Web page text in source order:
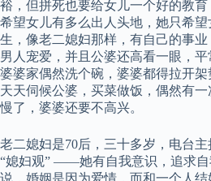
裕，但拼死也要给女儿一个好的教
希望女儿有多么出人头地，她只希望
生，像老二媳妇那样，有自己的事
男人宠爱，并且公婆还高看一眼，
婆婆家偶然洗个碗，婆婆都得拉开
天天伺候公婆，买菜做饭，偶然有
慢了，婆婆还要不高兴。
老二媳妇是70后，三十多岁，电台
“媳妇观” ——她有自我意识，追求
说，婚姻是因为爱情，而和一个人